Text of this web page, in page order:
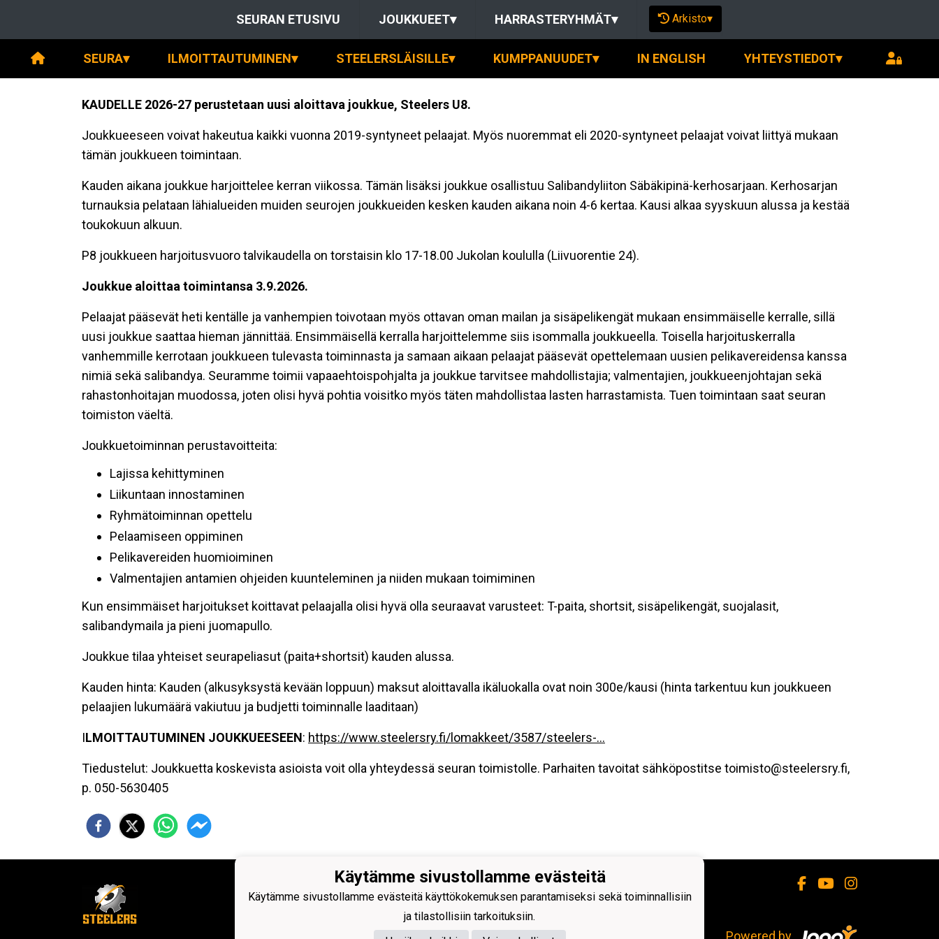
SEURAN ETUSIVU JOUKKUEET▾ HARRASTERYHMÄT▾ Arkisto▾
SEURA▾ ILMOITTAUTUMINEN▾ STEELERSLÄISILLE▾ KUMPPANUUDET▾ IN ENGLISH YHTEYSTIEDOT▾
KAUDELLE 2026-27 perustetaan uusi aloittava joukkue, Steelers U8.
Joukkueeseen voivat hakeutua kaikki vuonna 2019-syntyneet pelaajat. Myös nuoremmat eli 2020-syntyneet pelaajat voivat liittyä mukaan
tämän joukkueen toimintaan.
Kauden aikana joukkue harjoittelee kerran viikossa. Tämän lisäksi joukkue osallistuu Salibandyliiton Säbäkipinä-kerhosarjaan. Kerhosarjan
turnauksia pelataan lähialueiden muiden seurojen joukkueiden kesken kauden aikana noin 4-6 kertaa. Kausi alkaa syyskuun alussa ja kestää
toukokuun alkuun.
P8 joukkueen harjoitusvuoro talvikaudella on torstaisin klo 17-18.00 Jukolan koululla (Liivuorentie 24).
Joukkue aloittaa toimintansa 3.9.2026.
Pelaajat pääsevät heti kentälle ja vanhempien toivotaan myös ottavan oman mailan ja sisäpelikengät mukaan ensimmäiselle kerralle, sillä
uusi joukkue saattaa hieman jännittää. Ensimmäisellä kerralla harjoittelemme siis isommalla joukkueella. Toisella harjoituskerralla
vanhemmille kerrotaan joukkueen tulevasta toiminnasta ja samaan aikaan pelaajat pääsevät opettelemaan uusien pelikavereidensa kanssa
nimiä sekä salibandya. Seuramme toimii vapaaehtoispohjalta ja joukkue tarvitsee mahdollistajia; valmentajien, joukkueenjohtajan sekä
rahastonhoitajan muodossa, joten olisi hyvä pohtia voisitko myös täten mahdollistaa lasten harrastamista. Tuen toimintaan saat seuran
toimiston väeltä.
Joukkuetoiminnan perustavoitteita:
Lajissa kehittyminen
Liikuntaan innostaminen
Ryhmätoiminnan opettelu
Pelaamiseen oppiminen
Pelikavereiden huomioiminen
Valmentajien antamien ohjeiden kuunteleminen ja niiden mukaan toimiminen
Kun ensimmäiset harjoitukset koittavat pelaajalla olisi hyvä olla seuraavat varusteet: T-paita, shortsit, sisäpelikengät, suojalasit,
salibandymaila ja pieni juomapullo.
Joukkue tilaa yhteiset seurapeliasut (paita+shortsit) kauden alussa.
Kauden hinta: Kauden (alkusyksystä kevään loppuun) maksut aloittavalla ikäluokalla ovat noin 300e/kausi (hinta tarkentuu kun joukkueen
pelaajien lukumäärä vakiutuu ja budjetti toiminnalle laaditaan)
ILMOITTAUTUMINEN JOUKKUEESEEN: https://www.steelersry.fi/lomakkeet/3587/steelers-...
Tiedustelut: Joukkuetta koskevista asioista voit olla yhteydessä seuran toimistolle. Parhaiten tavoitat sähköpostitse toimisto@steelersry.fi,
p. 050-5630405
Steelers Hämeenlinna ry
toimisto@steelers-salibandy.fi
Härkätie 17 B, 13600 Hämeenlinna
Powered by
Käytämme sivustollamme evästeitä
Käytämme sivustollamme evästeitä käyttökokemuksen parantamiseksi sekä toiminnallisiin
ja tilastollisiin tarkoituksiin.